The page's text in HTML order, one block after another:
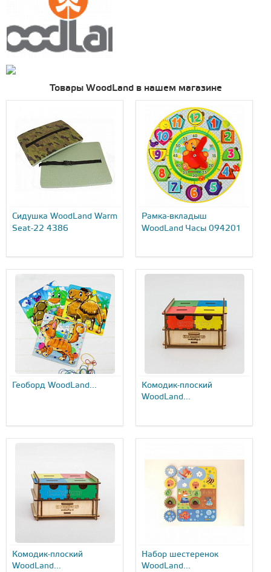
Товары WoodLand в нашем магазине
Сидушка WoodLand Warm
Seat-22 4386
Рамка-вкладыш
WoodLand Часы 094201
Геоборд WoodLand...
Комодик-плоский
WoodLand...
Комодик-плоский
WoodLand...
Набор шестеренок
WoodLand...